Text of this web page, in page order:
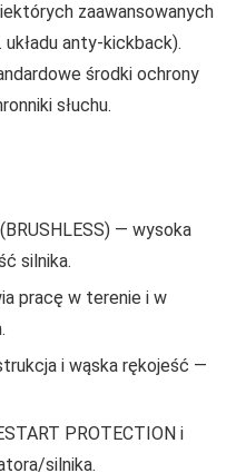
zaawansowanych
anty‑kickback).
środki ochrony
słuchu.
— wysoka
silnika.
pracę w terenie i w
i wąska rękojeść —
PROTECTION i
silnika.